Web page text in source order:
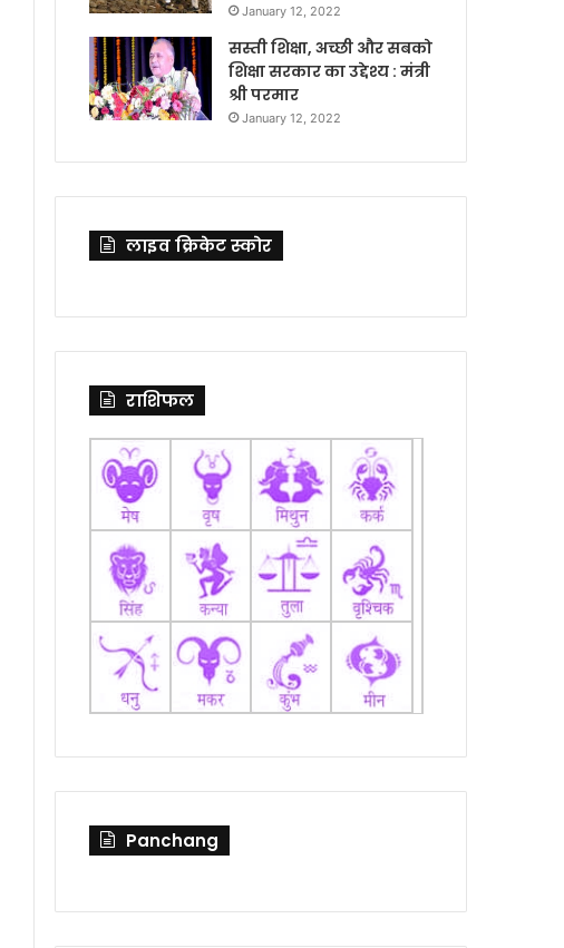
January 12, 2022
सस्ती शिक्षा, अच्छी और सबको
शिक्षा सरकार का उद्देश्य : मंत्री
श्री परमार
January 12, 2022
लाइव क्रिकेट स्कोर
राशिफल
Panchang